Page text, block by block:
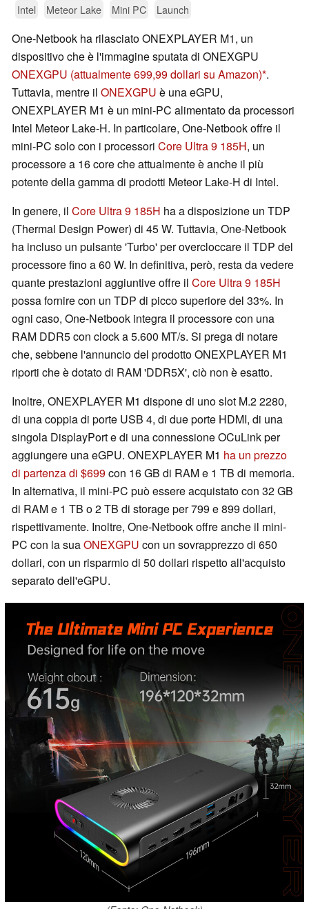
Intel Meteor Lake Mini PC Launch
One-Netbook ha rilasciato ONEXPLAYER M1, un
dispositivo che è l'immagine sputata di ONEXGPU
ONEXGPU (attualmente 699,99 dollari su Amazon) .
Tuttavia, mentre il ONEXGPU è una eGPU,
ONEXPLAYER M1 è un mini-PC alimentato da processori
Intel Meteor Lake-H. In particolare, One-Netbook offre il
mini-PC solo con i processori Core Ultra 9 185H, un
processore a 16 core che attualmente è anche il più
potente della gamma di prodotti Meteor Lake-H di Intel.
In genere, il Core Ultra 9 185H ha a disposizione un TDP
(Thermal Design Power) di 45 W. Tuttavia, One-Netbook
ha incluso un pulsante 'Turbo' per overcloccare il TDP del
processore fino a 60 W. In definitiva, però, resta da vedere
quante prestazioni aggiuntive offre il Core Ultra 9 185H
possa fornire con un TDP di picco superiore del 33%. In
ogni caso, One-Netbook integra il processore con una
RAM DDR5 con clock a 5.600 MT/s. Si prega di notare
che, sebbene l'annuncio del prodotto ONEXPLAYER M1
riporti che è dotato di RAM 'DDR5X', ciò non è esatto.
Inoltre, ONEXPLAYER M1 dispone di uno slot M.2 2280,
di una coppia di porte USB 4, di due porte HDMI, di una
singola DisplayPort e di una connessione OCuLink per
aggiungere una eGPU. ONEXPLAYER M1 ha un prezzo
di partenza di $699con 16 GB di RAM e 1 TB di memoria.
In alternativa, il mini-PC può essere acquistato con 32 GB
di RAM e 1 TB o 2 TB di storage per 799 e 899 dollari,
rispettivamente. Inoltre, One-Netbook offre anche il mini-
PC con la suaONEXGPU con un sovrapprezzo di 650
dollari, con un risparmio di 50 dollari rispetto all'acquisto
separato dell'eGPU.